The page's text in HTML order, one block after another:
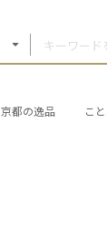
京都の逸品 こ